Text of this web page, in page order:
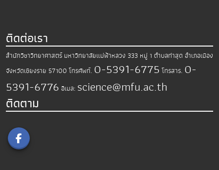
ติดต่อเรา
สำนักวิชาวิทยาศาสตร์ มหาวิทยาลัยแม่ฟ้าหลวง 333 หมู่ 1 ตำบลท่าสุด อำเภอเมือง
จังหวัดเชียงราย 57100 โทรศัพท์. 0-5391-6775 โทรสาร. 0-
5391-6776 อีเมล: science@mfu.ac.th
ติดตาม